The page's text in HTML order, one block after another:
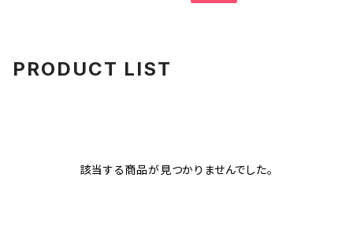
PRODUCT LIST
該当する商品が見つかりませんでした。